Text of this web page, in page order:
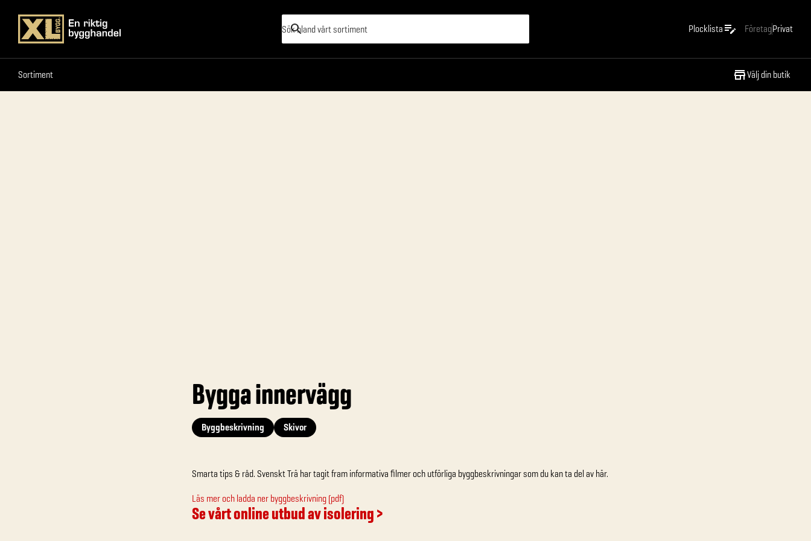
Plocklista FöretagPrivat
Sortiment Välj din butik
Sortiment
Bygga innervägg
Byggbeskrivning Skivor
Smarta tips & råd. Svenskt Trä har tagit fram informativa filmer och utförliga byggbeskrivningar som du kan ta del av här.
Läs mer och ladda ner byggbeskrivning (pdf)
Se vårt online utbud av isolering >